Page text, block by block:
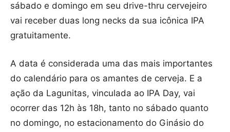
sábado e domingo em seu drive-thru cervejeiro
vai receber duas long necks da sua icônica IPA
gratuitamente.
A data é considerada uma das mais importantes
do calendário para os amantes de cerveja. E a
ação da Lagunitas, vinculada ao IPA Day, vai
ocorrer das 12h às 18h, tanto no sábado quanto
no domingo, no estacionamento do Ginásio do